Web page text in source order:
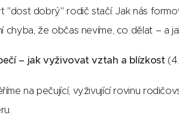
"dost dobrý" rodič stačí. Jak nás
chyba, že občas nevíme, co dělat – a
– jak vyživovat vztah a blízkost
na pečující, vyživující rovinu